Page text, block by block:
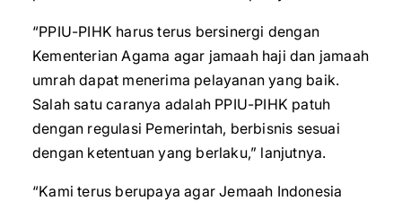
“PPIU-PIHK harus terus bersinergi dengan
Kementerian Agama agar jamaah haji dan jamaah
umrah dapat menerima pelayanan yang baik.
Salah satu caranya adalah PPIU-PIHK patuh
dengan regulasi Pemerintah, berbisnis sesuai
dengan ketentuan yang berlaku,” lanjutnya.
“Kami terus berupaya agar Jemaah Indonesia